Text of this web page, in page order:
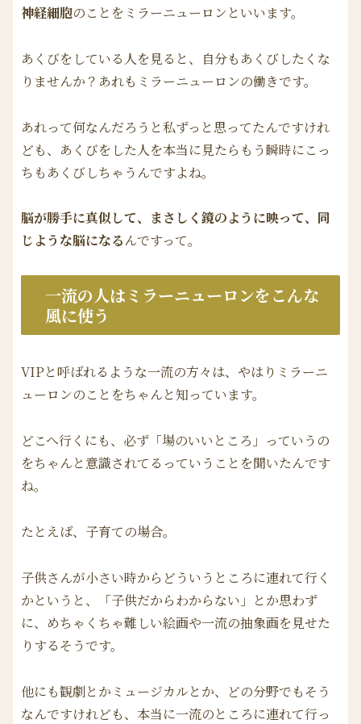
神経細胞のことをミラーニューロンといいます。
あくびをしている人を見ると、自分もあくびしたくな
りませんか？あれもミラーニューロンの働きです。
あれって何なんだろうと私ずっと思ってたんですけれ
ども、あくびをした人を本当に見たらもう瞬時にこっ
ちもあくびしちゃうんですよね。
脳が勝手に真似して、まさしく鏡のように映って、同
じような脳になるんですって。
一流の人はミラーニューロンをこんな
風に使う
VIPと呼ばれるような一流の方々は、やはりミラーニ
ューロンのことをちゃんと知っています。
どこへ行くにも、必ず「場のいいところ」っていうの
をちゃんと意識されてるっていうことを聞いたんです
ね。
たとえば、子育ての場合。
子供さんが小さい時からどういうところに連れて行く
かというと、「子供だからわからない」とか思わず
に、めちゃくちゃ難しい絵画や一流の抽象画を見せた
りするそうです。
他にも観劇とかミュージカルとか、どの分野でもそう
なんですけれども、本当に一流のところに連れて行っ